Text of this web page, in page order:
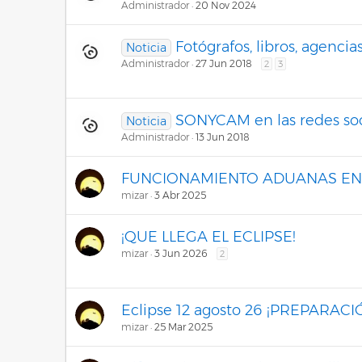
Administrador 20 Nov 2024
Noticia Fotógrafos, libros,
Administrador 27 Jun 2018 2 3
Noticia SONYCAM en las redes
Administrador 13 Jun 2018
FUNCIONAMIENTO ADUANAS
mizar 3 Abr 2025
¡QUE LLEGA EL ECLIPSE!
mizar 3 Jun 2026 2
Eclipse 12 agosto 26
mizar 25 Mar 2025